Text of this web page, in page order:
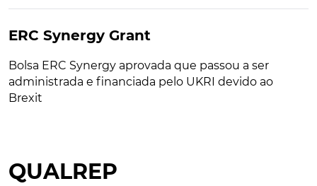
ERC Synergy Grant
Bolsa ERC Synergy aprovada que passou a ser
administrada e financiada pelo UKRI devido ao
Brexit
QUALREP